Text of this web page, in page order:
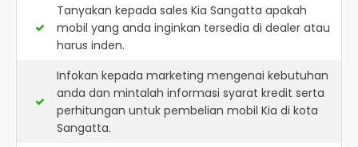
Tanyakan kepada sales Kia Sangatta apakah
mobil yang anda inginkan tersedia di dealer atau
harus inden.
Infokan kepada marketing mengenai kebutuhan
anda dan mintalah informasi syarat kredit serta
perhitungan untuk pembelian mobil Kia di kota
Sangatta.